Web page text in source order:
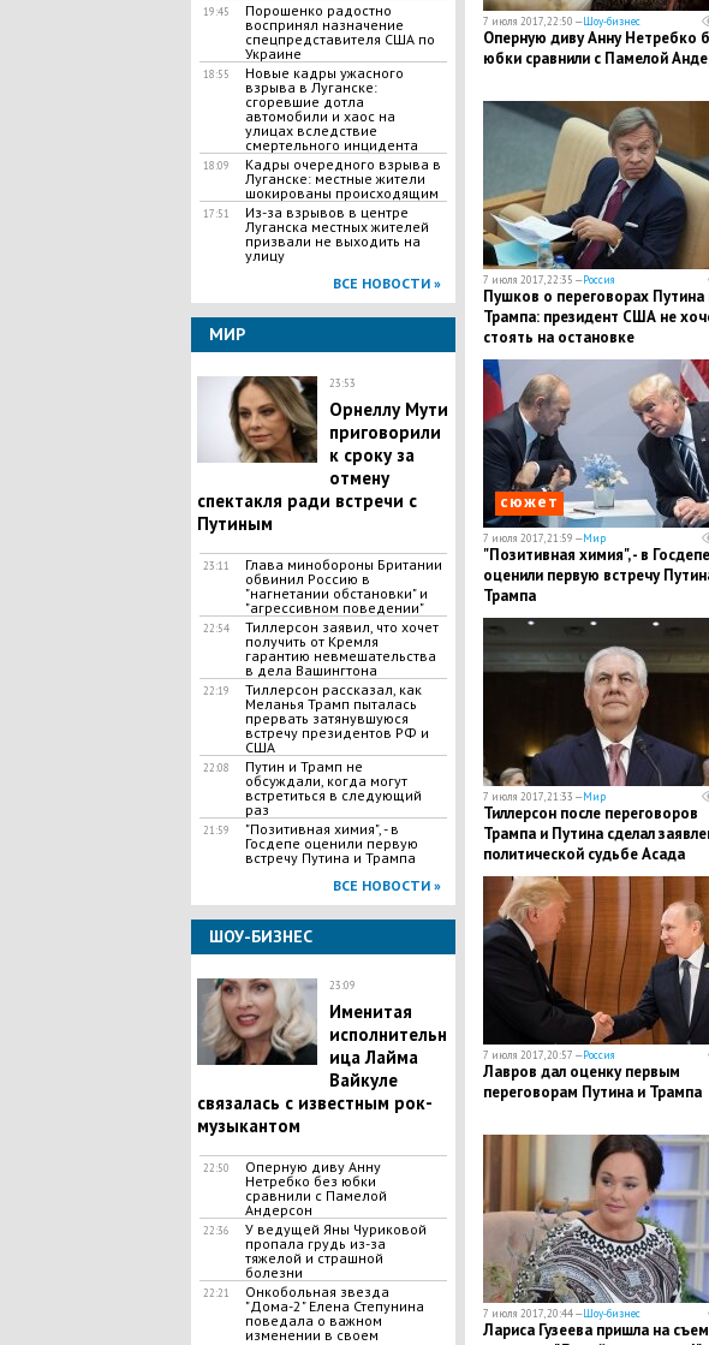
19:45
Порошенко радостно
воспринял назначение
спецпредставителя США по
Украине
18:55
​Новые кадры ужасного
взрыва в Луганске:
сгоревшие дотла
автомобили и хаос на
улицах вследствие
смертельного инцидента
18:09
Кадры очередного взрыва в
Луганске: местные жители
шокированы происходящим
17:51
Из-за взрывов в центре
Луганска местных жителей
призвали не выходить на
улицу
ВСЕ НОВОСТИ »
МИР
23:53
Орнеллу Мути
приговорили
к сроку за
отмену
спектакля ради встречи с
Путиным
23:11
Глава минобороны Британии
обвинил Россию в
"нагнетании обстановки" и
"агрессивном поведении"
22:54
Тиллерсон заявил, что хочет
получить от Кремля
гарантию невмешательства
в дела Вашингтона
22:19
Тиллерсон рассказал, как
Меланья Трамп пыталась
прервать затянувшуюся
встречу президентов РФ и
США
22:08
Путин и Трамп не
обсуждали, когда могут
встретиться в следующий
раз
21:59
"Позитивная химия", - в
Госдепе оценили первую
встречу Путина и Трампа
ВСЕ НОВОСТИ »
ШОУ-БИЗНЕС
23:09
Именитая
исполнительн
ица Лайма
Вайкуле
связалась с известным рок-
музыкантом
22:50
Оперную диву Анну
Нетребко без юбки
сравнили с Памелой
Андерсон
22:36
У ведущей Яны Чуриковой
пропала грудь из-за
тяжелой и страшной
болезни
22:21
Онкобольная звезда
"Дома-2" Елена Степунина
поведала о важном
изменении в своем
7 июля 2017, 22:50 —Шоу-бизнес
Оперную диву Анну Нетребко
юбки сравнили с Памелой
7 июля 2017, 22:35 —Россия
Пушков о переговорах Путина
Трампа: президент США не
стоять на остановке
"Антироссийская истерия"
сюжет
7 июля 2017, 21:59 —Мир
"Позитивная химия", - в Госдепе
оценили первую встречу
Трампа
7 июля 2017, 21:33 —Мир
Тиллерсон после переговоров
Трампа и Путина сделал
политической судьбе Асада
7 июля 2017, 20:57 —Россия
Лавров дал оценку первым
переговорам Путина и Трампа
7 июля 2017, 20:44 —Шоу-бизнес
Лариса Гузеева пришла на